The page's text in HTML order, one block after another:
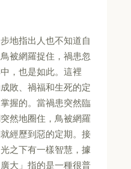
地指出人也不知道自
被網羅捉住，禍患忽
，也是如此。這裡
敗、禍福和生死的定
握的。當禍患突然臨
然地圈住，鳥被網羅
經歷到惡的定期。接
之下有一樣智慧，據
大」指的是一種很普